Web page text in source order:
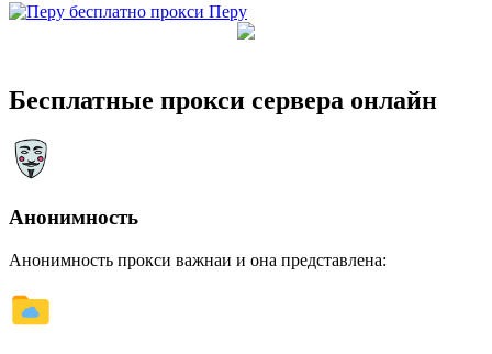
Перу
Бесплатные прокси сервера онлайн
Анонимность
Анонимность прокси важнаи и она представлена: